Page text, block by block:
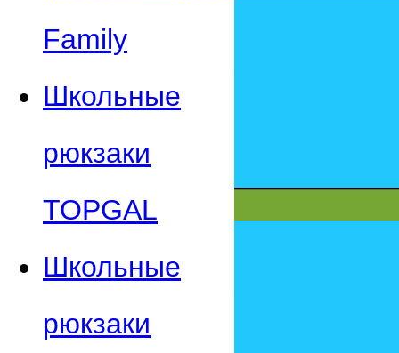
Family
Школьные
рюкзаки
TOPGAL
Школьные
рюкзаки